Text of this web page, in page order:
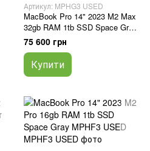
Артикул: MPHG3 USED
MacBook Pro 14" 2023 M2 Max
32gb RAM 1tb SSD Space Gray
MPHG3 USED
75 600 грн
Купити